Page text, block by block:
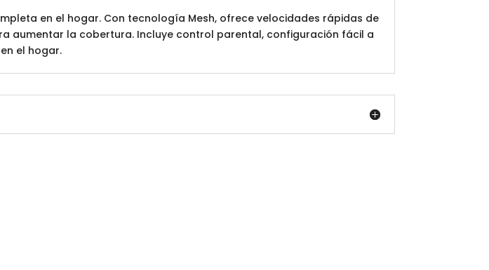
en el hogar. Con tecnología Mesh, ofrece velocidades rápidas de
aumentar la cobertura. Incluye control parental, configuración fácil a
el hogar.